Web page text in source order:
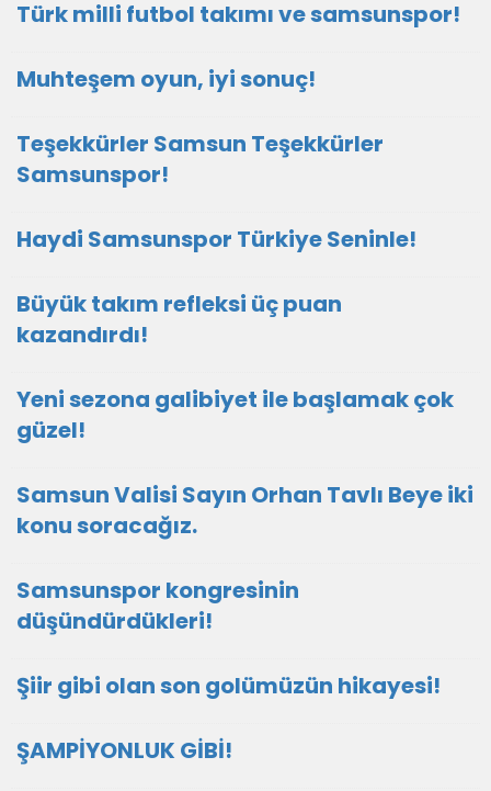
Türk milli futbol takımı ve samsunspor!
Muhteşem oyun, iyi sonuç!
Teşekkürler Samsun Teşekkürler
Samsunspor!
Haydi Samsunspor Türkiye Seninle!
Büyük takım refleksi üç puan
kazandırdı!
Yeni sezona galibiyet ile başlamak çok
güzel!
Samsun Valisi Sayın Orhan Tavlı Beye iki
konu soracağız.
Samsunspor kongresinin
düşündürdükleri!
Şiir gibi olan son golümüzün hikayesi!
ŞAMPİYONLUK GİBİ!